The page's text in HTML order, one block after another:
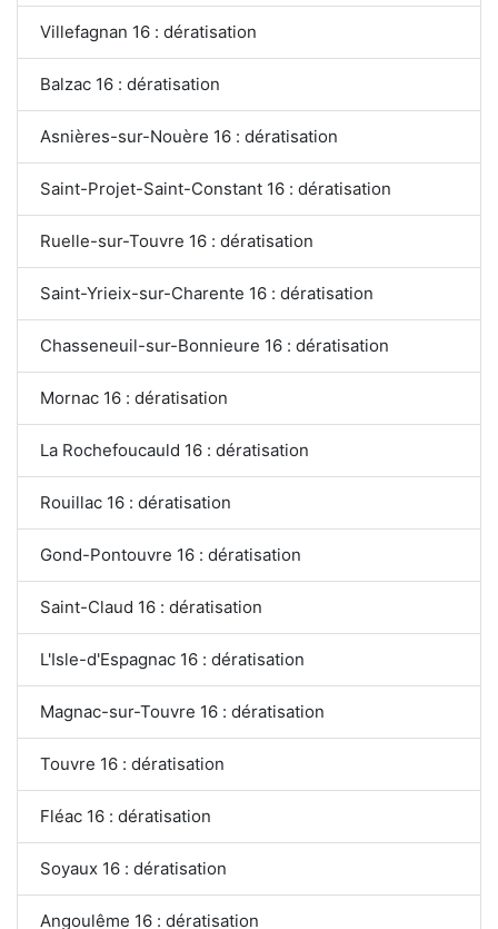
Villefagnan 16 : dératisation
Balzac 16 : dératisation
Asnières-sur-Nouère 16 : dératisation
Saint-Projet-Saint-Constant 16 : dératisation
Ruelle-sur-Touvre 16 : dératisation
Saint-Yrieix-sur-Charente 16 : dératisation
Chasseneuil-sur-Bonnieure 16 : dératisation
Mornac 16 : dératisation
La Rochefoucauld 16 : dératisation
Rouillac 16 : dératisation
Gond-Pontouvre 16 : dératisation
Saint-Claud 16 : dératisation
L'Isle-d'Espagnac 16 : dératisation
Magnac-sur-Touvre 16 : dératisation
Touvre 16 : dératisation
Fléac 16 : dératisation
Soyaux 16 : dératisation
Angoulême 16 : dératisation